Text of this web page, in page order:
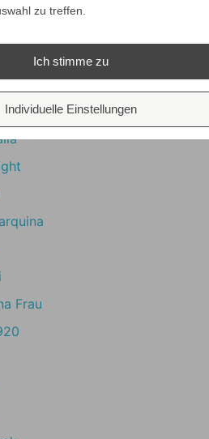
zu treffen.
Ich stimme zu
Individuelle Einstellungen